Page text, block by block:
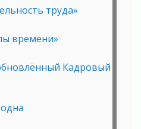
труда»
времени»
Кадровый